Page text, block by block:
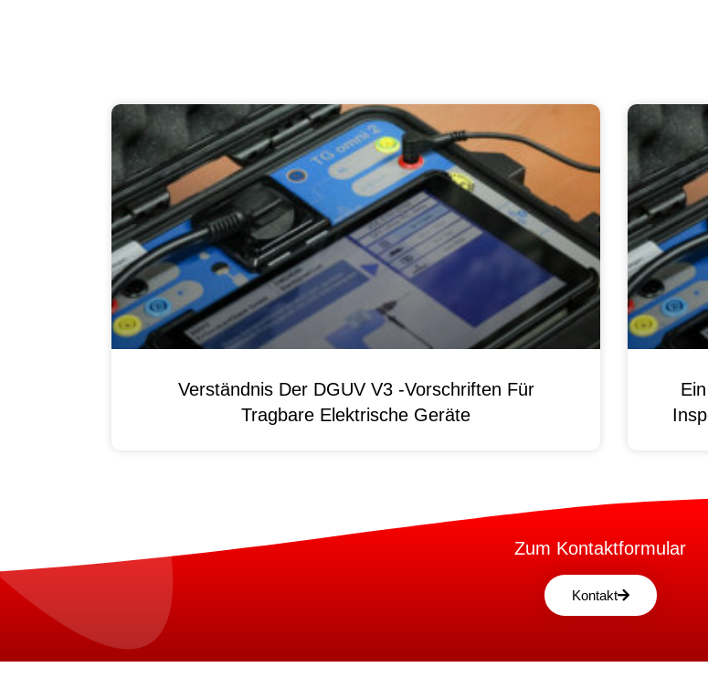
Verständnis Der DGUV V3 -Vorschriften Für
Tragbare Elektrische Geräte
Zum Kontaktformular
Kontakt